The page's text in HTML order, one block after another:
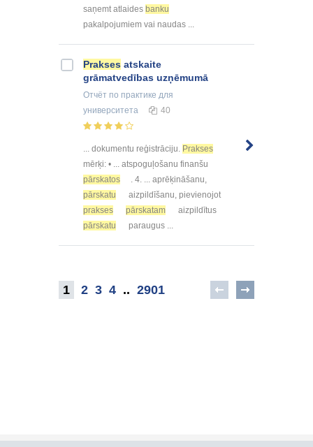
saņemt atlaides banku
pakalpojumiem vai naudas ...
Prakses atskaite
grāmatvedības uzņēmumā
Отчёт по практике для
университета
40
... dokumentu reģistrāciju. Prakses
mērķi: • ... atspoguļošanu finanšu
pārskatos
. 4. ... aprēķināšanu,
pārskatu
aizpildīšanu, pievienojot
prakses
pārskatam
aizpildītus
pārskatu
paraugus ...
1 2 3 4 .. 2901